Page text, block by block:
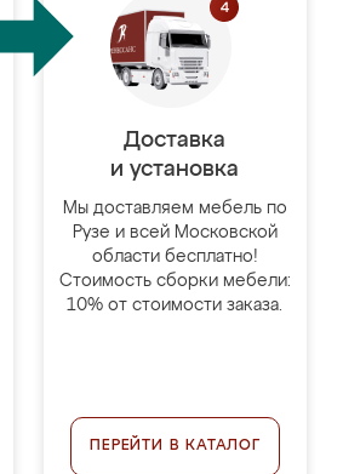
Доставка
и установка
Мы доставляем мебель по
Рузе и всей Московской
области бесплатно!
Стоимость сборки мебели:
10% от стоимости заказа.
ПЕРЕЙТИ В КАТАЛОГ